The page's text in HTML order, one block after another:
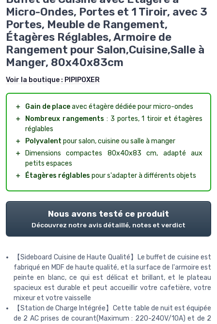
Micro-Ondes, Portes et 1 Tiroir, avec 3
Portes, Meuble de Rangement,
Étagères Réglables, Armoire de
Rangement pour Salon,Cuisine,Salle à
Manger, 80x40x83cm
Voir la boutique : PIPIPOXER
＋ Gain de placeavec étagère dédiée pour micro-ondes
＋
Nombreux rangements : 3 portes, 1 tiroir et étagères
réglables
＋
Polyvalent pour salon, cuisine ou salle à manger
＋
Dimensions compactes 80x40x83 cm, adapté aux
petits espaces
＋
Étagères réglables pour s'adapter à différents objets
Nous avons testé ce produit
Découvrez notre avis détaillé, notes et verdict
【Sideboard Cuisine de Haute Qualité】Le buffet de cuisine est
fabriqué en MDF de haute qualité, et la surface de l'armoire est
peinte en blanc, ce qui est délicat et brillant, et le plateau
spacieux est durable et peut accueillir votre cafetière, votre
mixeur et votre vaisselle
【Station de Charge Intégrée】Cette table de nuit est équipée
de 2 AC prises de courant(Maximum : 220-240V/10A) et de 2